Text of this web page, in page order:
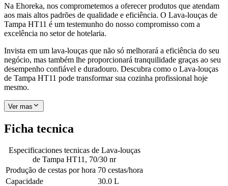
Na Ehoreka, nos comprometemos a oferecer produtos que atendam
aos mais altos padrões de qualidade e eficiência. O Lava-louças de
Tampa HT11 é um testemunho do nosso compromisso com a
excelência no setor de hotelaria.
Invista em um lava-louças que não só melhorará a eficiência do seu
negócio, mas também lhe proporcionará tranquilidade graças ao seu
desempenho confiável e duradouro. Descubra como o Lava-louças
de Tampa HT11 pode transformar sua cozinha profissional hoje
mesmo.
Ver mas
Ficha tecnica
Especificaciones tecnicas de Lava-louças
de Tampa HT11, 70/30 nr
Produção de cestas por hora 70 cestas/hora
Capacidade
30.0 L